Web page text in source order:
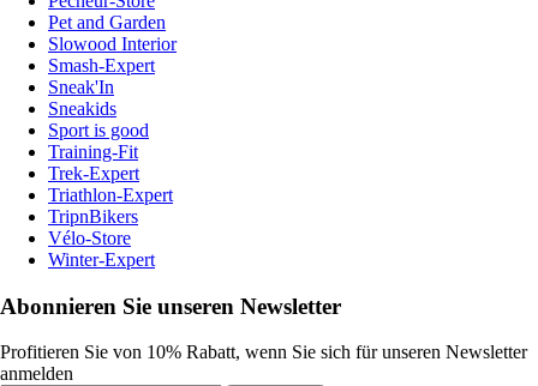
Pet and Garden
Slowood Interior
Smash-Expert
Sneak'In
Sneakids
Sport is good
Training-Fit
Trek-Expert
Triathlon-Expert
TripnBikers
Vélo-Store
Winter-Expert
Abonnieren Sie unseren Newsletter
Profitieren Sie von 10% Rabatt, wenn Sie sich für unseren Newsletter
anmelden